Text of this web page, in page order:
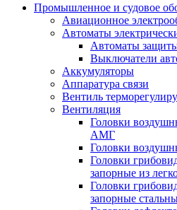
Промышленное и судовое
Авиационное
Автоматы
Автоматы
Выключатели
Аккумуляторы
Аппаратура связи
Вентиль
Вентиляция
Головки
АМГ
Головки
Головки
запорные из
Головки
запорные